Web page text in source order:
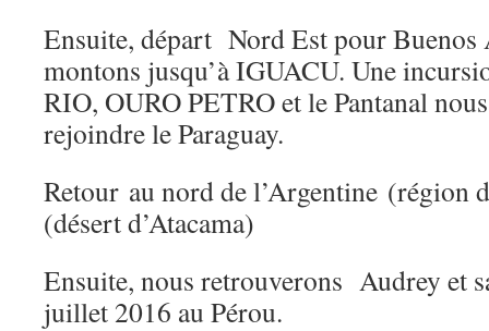
Ensuite, départ Nord Est pour Buenos
montons jusqu’à IGUACU. Une
RIO, OURO PETRO et le Pantanal
rejoindre le Paraguay.
Retour au nord de l’Argentine (région
(désert d’Atacama)
Ensuite, nous retrouverons Audrey et
juillet 2016 au Pérou.